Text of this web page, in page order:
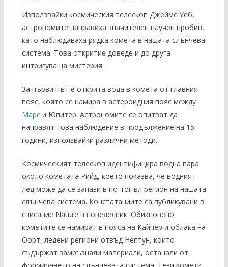
Използвайки космическия телескоп Джеймс Уеб,
астрономите направиха значителен научен пробив,
като наблюдаваха рядка комета в нашата слънчева
система. Това откритие доведе и до друга
интригуваща мистерия.
За първи път е открита вода в комета от главния
пояс, която се намира в астероидния пояс между
Марси Юпитер. Астрономите се опитват да
направят това наблюдение в продължение на 15
години, използвайки различни методи.
Космическият телескоп идентифицира водна пара
около кометата Рийд, което показва, че водният
лед може да се запази в по-топъл регион на нашата
слънчева система. Констатациите са публикувани в
списание Nature в понеделник. Обикновено
кометите се намират в пояса на Кайпер и облака на
Оорт, ледени региони отвъд Нептун, които
съдържат замръзнали материали, останали от
формирането на слънчевата система. Тези комети